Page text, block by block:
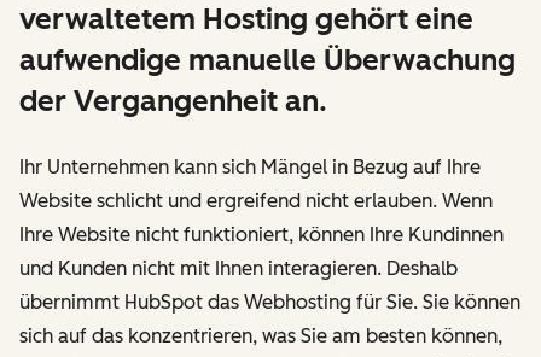
verwaltetem Hosting gehört eine
aufwendige manuelle Überwachung
der Vergangenheit an.
Ihr Unternehmen kann sich Mängel in Bezug auf Ihre
Website schlicht und ergreifend nicht erlauben. Wenn
Ihre Website nicht funktioniert, können Ihre Kundinnen
und Kunden nicht mit Ihnen interagieren. Deshalb
übernimmt HubSpot das Webhosting für Sie. Sie können
sich auf das konzentrieren, was Sie am besten können,